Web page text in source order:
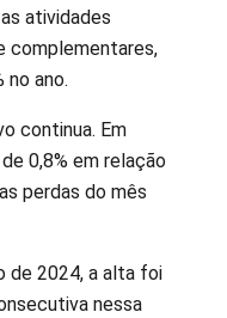
atividades
complementares,
no ano.
continua. Em
0,8% em relação
perdas do mês
de 2024, a alta foi
nessa